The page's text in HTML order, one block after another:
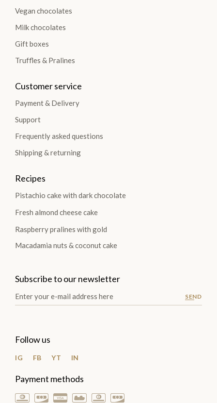
Vegan chocolates
Milk chocolates
Gift boxes
Truffles & Pralines
Customer service
Payment & Delivery
Support
Frequently asked questions
Shipping & returning
Recipes
Pistachio cake with dark chocolate
Fresh almond cheese cake
Raspberry pralines with gold
Macadamia nuts & coconut cake
Subscribe to our newsletter
SEND
Follow us
IG FB YT IN
Payment methods